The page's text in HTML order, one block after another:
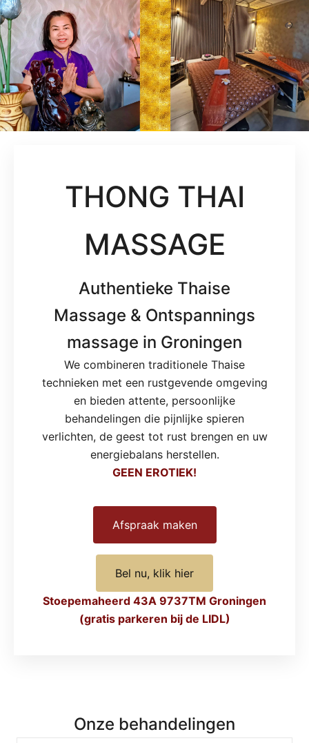
THONG THAI
MASSAGE
Authentieke Thaise
Massage & Ontspannings
massage in Groningen
We combineren traditionele Thaise
technieken met een rustgevende omgeving
en bieden attente, persoonlijke
behandelingen die pijnlijke spieren
verlichten, de geest tot rust brengen en uw
energiebalans herstellen.
GEEN EROTIEK!
Afspraak maken
Bel nu, klik hier
Stoepemaheerd 43A 9737TM Groningen
(gratis parkeren bij de LIDL)
Onze behandelingen